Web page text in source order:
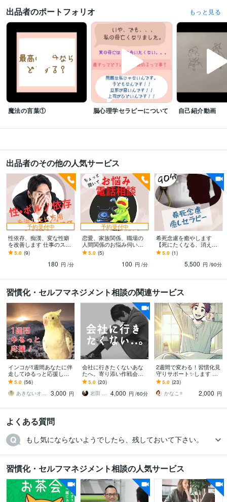
語学力
英語 日常会話レベル
出品者のポートフォリオ もっと見る
魔法の言葉① 脳心理学セラピーについて 自己紹介動画
出品者のその他の人気サービス
予約受付中
性依存、痴漢、変な性癖
を改善します 仕事のスト
レスが性欲に出てしま
い、自分でも治せないお
5.0 (9)
180 円 /分
予約受付中
恋愛、家族関係、職場の
人間関係のお悩み伺いま
す ～あなたの生きづらさ
の思い込みは何？～
5.0 (5)
100 円 /分
希死念慮を癒やします
【死にたくなる、消えた
くなる、「どうせ私なん
て•••」】
5.0 (1)
5,500 円 /90分
習慣化・セルフマネジメント相談の関連サービス
インコが1週間あなたに伴
走してゆるっと応援しま
す ダイエット、原稿、コ
コナラ活動、作業の進捗
管理やモチベ上げ！
5.0 (56)
あきないオカメインコ
3,000 円
会社に行きたくないあな
たへ。寄り添い作戦会議
します 現役人事で本職な
ので対応実績500人以上あ
ります
5.0 (20)
岩田 好栄 4,000 円 /60分
2週間で変わる！習慣化見
守りサポート✨️します 早
起き、勉強、筋トレ、掃
除など『あなたの頑張り
を応援します』
5.0 (23)
かなこ⭐️
2,000 円
よくある質問
もし気にならないようでしたら、残しておいて下さい。
習慣化・セルフマネジメント相談の人気サービス